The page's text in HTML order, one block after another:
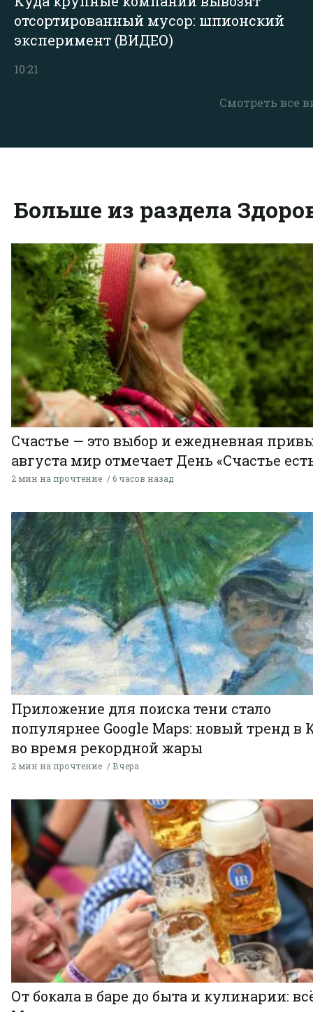
Смотреть все
отсортированный мусор: шпионский
эксперимент (ВИДЕО)
10:21
Больше из раздела
Счастье — это выбор и ежедневная
августа мир отмечает День «Счастье
2 мин на прочтение 6 часов назад
Приложение для поиска тени стало
популярнее Google Maps: новый тренд в
во время рекордной жары
2 мин на прочтение Вчера
От бокала в баре до быта и кулинарии: